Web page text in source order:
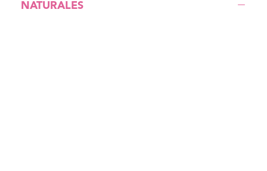
NATURALES